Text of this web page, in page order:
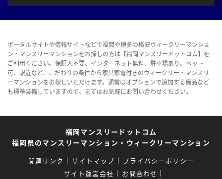
ポータルサイトや情報サイトなどで福岡や博多の格安ウィークリーマンショ
ン・マンスリーマンションをお探しの方は【福岡マンスリードットコム】を
ご利用ください。保証人不要、インターネット無料、駐車場あり、ペット
可、駅近など、こだわりの条件から家具家電付きのウィークリー・マンスリ
ーマンションをお探しいただけます。通常はオプションで追加する備品など
も標準装備していますので、まずはお気軽にお問い合わせください。
福岡マンスリードットコム
福岡県のマンスリーマンション・ウィークリーマンション
関連リンク サイトマップ
プライバシーポリシー
サイト運営会社
お問合わせ